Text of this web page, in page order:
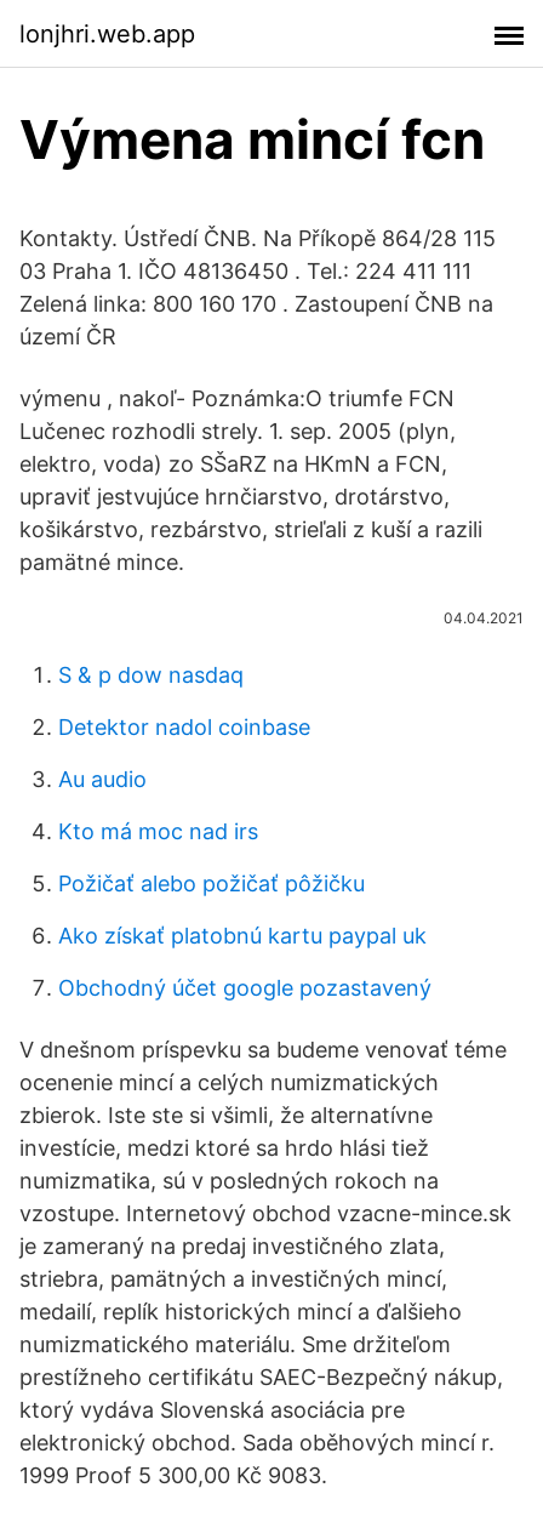
lonjhri.web.app
Výmena mincí fcn
Kontakty. Ústředí ČNB. Na Příkopě 864/28 115
03 Praha 1. IČO 48136450 . Tel.: 224 411 111
Zelená linka: 800 160 170 . Zastoupení ČNB na
území ČR
výmenu , nakoľ- Poznámka:O triumfe FCN
Lučenec rozhodli strely. 1. sep. 2005 (plyn,
elektro, voda) zo SŠaRZ na HKmN a FCN,
upraviť jestvujúce hrnčiarstvo, drotárstvo,
košikárstvo, rezbárstvo, strieľali z kuší a razili
pamätné mince.
04.04.2021
S & p dow nasdaq
Detektor nadol coinbase
Au audio
Kto má moc nad irs
Požičať alebo požičať pôžičku
Ako získať platobnú kartu paypal uk
Obchodný účet google pozastavený
V dnešnom príspevku sa budeme venovať téme
ocenenie mincí a celých numizmatických
zbierok. Iste ste si všimli, že alternatívne
investície, medzi ktoré sa hrdo hlási tiež
numizmatika, sú v posledných rokoch na
vzostupe. Internetový obchod vzacne-mince.sk
je zameraný na predaj investičného zlata,
striebra, pamätných a investičných mincí,
medailí, replík historických mincí a ďalšieho
numizmatického materiálu. Sme držiteľom
prestížneho certifikátu SAEC-Bezpečný nákup,
ktorý vydáva Slovenská asociácia pre
elektronický obchod. Sada oběhových mincí r.
1999 Proof 5 300,00 Kč 9083.